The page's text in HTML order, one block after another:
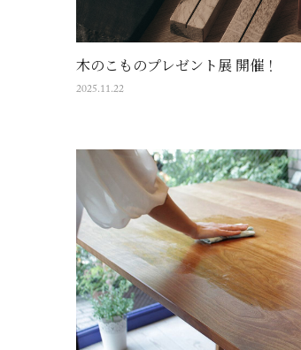
木のこものプレゼント展 開催！
2025.11.22